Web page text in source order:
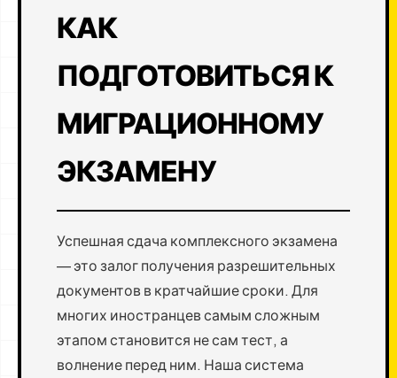
КАК
ПОДГОТОВИТЬСЯ К
МИГРАЦИОННОМУ
ЭКЗАМЕНУ
Успешная сдача комплексного экзамена
— это залог получения разрешительных
документов в кратчайшие сроки. Для
многих иностранцев самым сложным
этапом становится не сам тест, а
волнение перед ним. Наша система